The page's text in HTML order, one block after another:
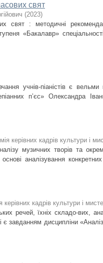
свят
(2023)
свят : методичні
«Бакалавр»
учнів-піаністів є
пʼєс» Олександра
керівних кадрів культури і
музичних творів та
аналізування
керівних кадрів культури і
речей, їхніх складо-вих,
завданням дисципліни